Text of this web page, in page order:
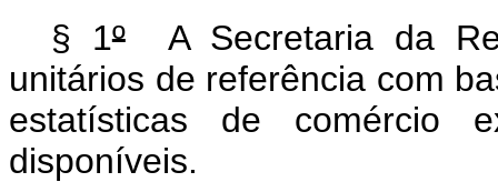
§ 1ºA Secretaria da
unitários de referência com
estatísticas de comércio
disponíveis.